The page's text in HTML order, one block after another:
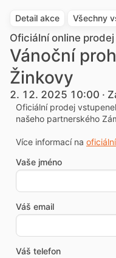
Detail akce Všechny
Oficiální online
Vánoční
Žinkovy
2. 12. 2025 10:00 ·
Oficiální prodej
našeho partnerského
Více informací na
Vaše jméno
Váš email
Váš telefon